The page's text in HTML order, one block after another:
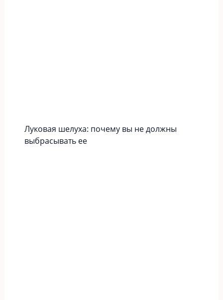
Луковая шелуха: почему вы не должны
выбрасывать ее